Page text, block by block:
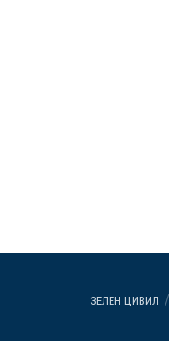
ЗЕЛЕН ЦИВИЛ